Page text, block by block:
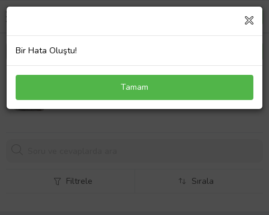
Audi A4 Kromlu Ön Panjur 2016-2019 8W0853651
10231,26 TL
Filtrele Sırala
Bir Hata Oluştu!
Tamam